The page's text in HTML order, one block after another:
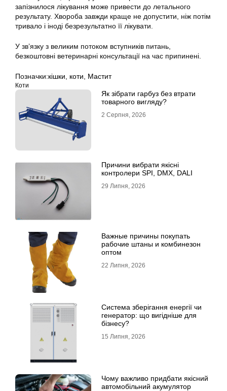
запізнилося лікування може привести до летального
результату. Хвороба завжди краще не допустити, ніж потім
тривало і іноді безрезультатно її лікувати.
У зв’язку з великим потоком вступників питань,
безкоштовні ветеринарні консультації на час припинені.
Позначки:кішки коти Мастит
Коти
Як зібрати гарбуз без втрати
товарного вигляду?
2 Серпня, 2026
Причини вибрати якісні
контролери SPI, DMX, DALI
29 Липня, 2026
Важные причины покупать
рабочие штаны и комбинезон
оптом
22 Липня, 2026
Система зберігання енергії чи
генератор: що вигідніше для
бізнесу?
15 Липня, 2026
Чому важливо придбати якісний
автомобільний акумулятор